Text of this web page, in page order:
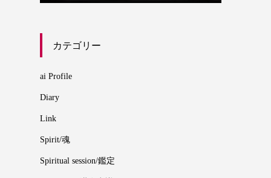
カテゴリー
ai Profile
Diary
Link
Spirit/魂
Spiritual session/鑑定